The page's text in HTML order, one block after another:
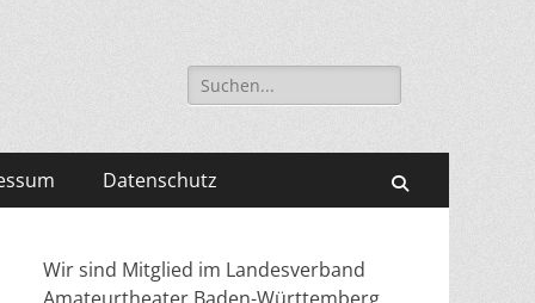
Suche
nach:
Datenschutz
Wir sind Mitglied im Landesverband